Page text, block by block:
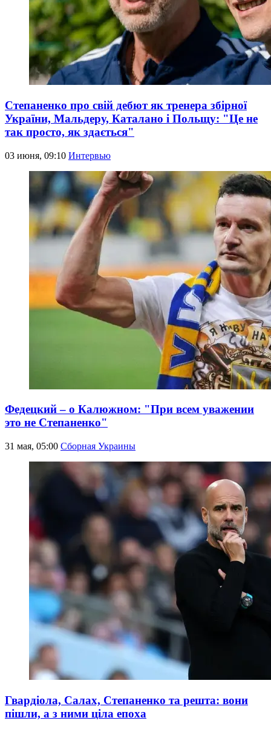
Степаненко про свій дебют як тренера збірної
України, Мальдеру, Каталано і Польщу: "Це не
так просто, як здається"
03 июня, 09:10 Интервью
Федецкий – о Калюжном: "При всем уважении
это не Степаненко"
31 мая, 05:00 Сборная Украины
Гвардіола, Салах, Степаненко та решта: вони
пішли, а з ними ціла епоха